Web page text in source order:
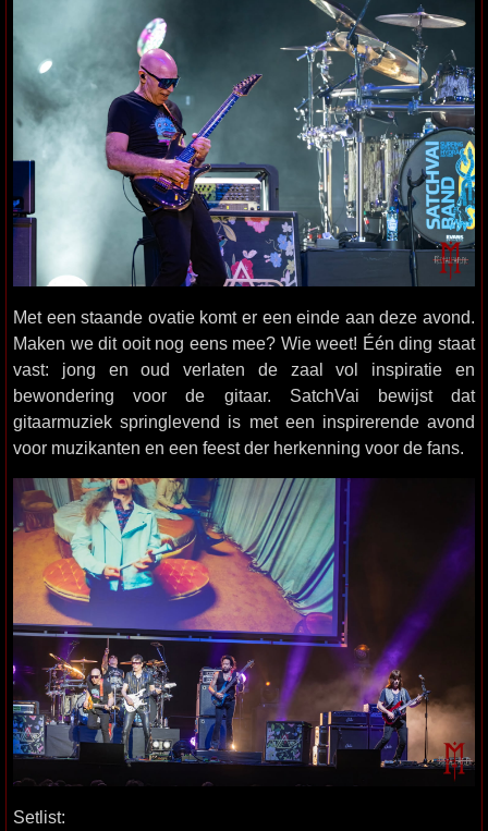
Met een staande ovatie komt er een einde aan deze avond.
Maken we dit ooit nog eens mee? Wie weet! Één ding staat
vast: jong en oud verlaten de zaal vol inspiratie en
bewondering voor de gitaar. SatchVai bewijst dat
gitaarmuziek springlevend is met een inspirerende avond
voor muzikanten en een feest der herkenning voor de fans.
Setlist: